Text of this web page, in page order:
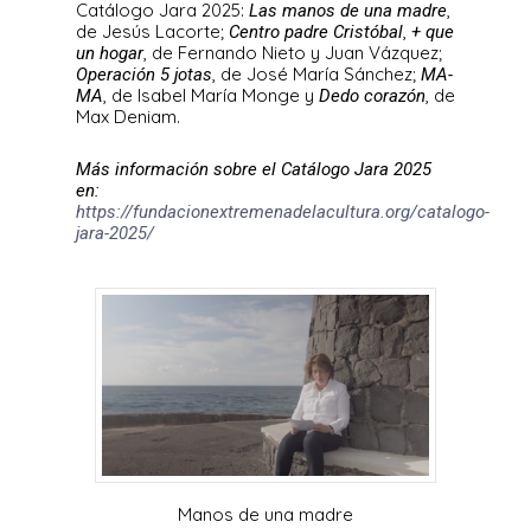
Catálogo Jara 2025: Las manos de una madre,
de Jesús Lacorte; Centro padre Cristóbal, + que
un hogar, de Fernando Nieto y Juan Vázquez;
Operación 5 jotas, de José María Sánchez; MA-
MA, de Isabel María Monge y Dedo corazón, de
Max Deniam.
Más información sobre el Catálogo Jara 2025
en:
https://fundacionextremenadelacultura.org/catalogo-
jara-2025/
Manos de una madre